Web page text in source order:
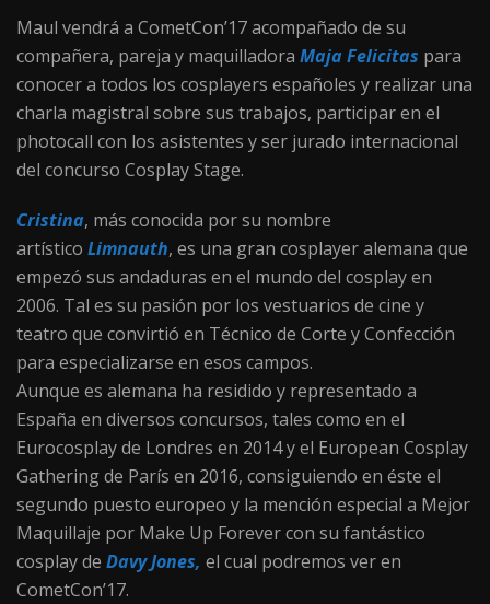
Maul vendrá a CometCon’17 acompañado de su
compañera, pareja y maquilladora Maja Felicitas para
conocer a todos los cosplayers españoles y realizar una
charla magistral sobre sus trabajos, participar en el
photocall con los asistentes y ser jurado internacional
del concurso Cosplay Stage.
Cristina, más conocida por su nombre
artístico Limnauth, es una gran cosplayer alemana que
empezó sus andaduras en el mundo del cosplay en
2006. Tal es su pasión por los vestuarios de cine y
teatro que convirtió en Técnico de Corte y Confección
para especializarse en esos campos.
Aunque es alemana ha residido y representado a
España en diversos concursos, tales como en el
Eurocosplay de Londres en 2014 y el European Cosplay
Gathering de París en 2016, consiguiendo en éste el
segundo puesto europeo y la mención especial a Mejor
Maquillaje por Make Up Forever con su fantástico
cosplay de Davy Jones, el cual podremos ver en
CometCon’17.